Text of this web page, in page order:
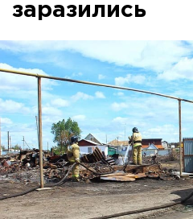
заразились